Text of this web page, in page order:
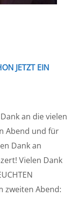
JETZT EIN
an die vielen
Abend und für
Dank an
Vielen Dank
zweiten Abend: